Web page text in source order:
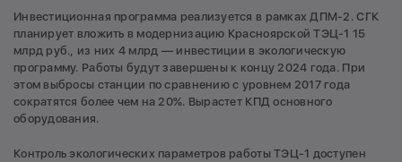
Инвестиционная программа реализуется в рамках ДПМ-2. СГК
планирует вложить в модернизацию Красноярской ТЭЦ-1 15
млрд руб., из них 4 млрд — инвестиции в экологическую
программу. Работы будут завершены к концу 2024 года. При
этом выбросы станции по сравнению с уровнем 2017 года
сократятся более чем на 20%. Вырастет КПД основного
оборудования.
Контроль экологических параметров работы ТЭЦ-1 доступен